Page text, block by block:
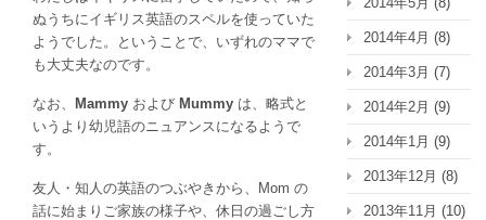
ぬうちにイギリス英語のスペルを使っていた
ようでした。ということで、いずれのママで
も大丈夫なのです。
なお、 Mammy および Mummy は、略式と
いうより幼児語のニュアンスになるようで
す。
友人・知人の英語のつぶやきから、Mom の
話に始まりご家族の様子や、休日の過ごし方
2014年4月 (8)
2014年3月 (7)
2014年2月 (9)
2014年1月 (9)
2013年12月 (8)
2013年11月 (10)